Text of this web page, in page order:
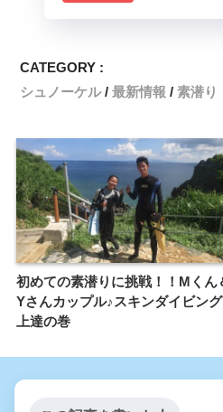
CATEGORY :
シュノーケル
最新情報 素潜り
初めての素潜りに挑戦！！Mくん
Yさんカップル♪スキンダイビング
上達の巻